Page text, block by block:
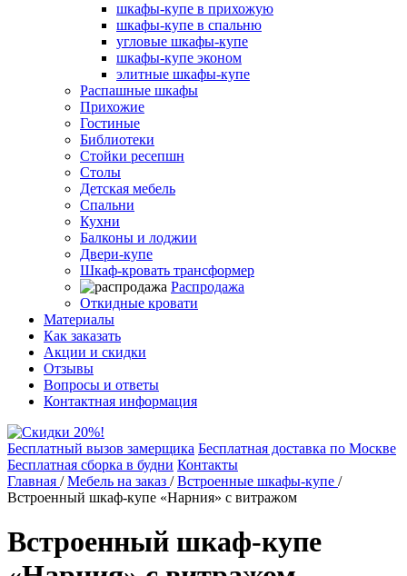
шкафы-купе в прихожую
шкафы-купе в спальню
угловые шкафы-купе
шкафы-купе эконом
элитные шкафы-купе
Распашные шкафы
Прихожие
Гостиные
Библиотеки
Стойки ресепшн
Столы
Детская мебель
Спальни
Кухни
Балконы и лоджии
Двери-купе
Шкаф-кровать трансформер
Распродажа
Откидные кровати
Материалы
Как заказать
Акции и скидки
Отзывы
Вопросы и ответы
Контактная информация
Бесплатный вызов замерщика Бесплатная доставка по Москве
Бесплатная сборка в будни Контакты
Главная /Мебель на заказ /Встроенные шкафы-купе /
Встроенный шкаф-купе «Нарния» с витражом
Встроенный шкаф-купе